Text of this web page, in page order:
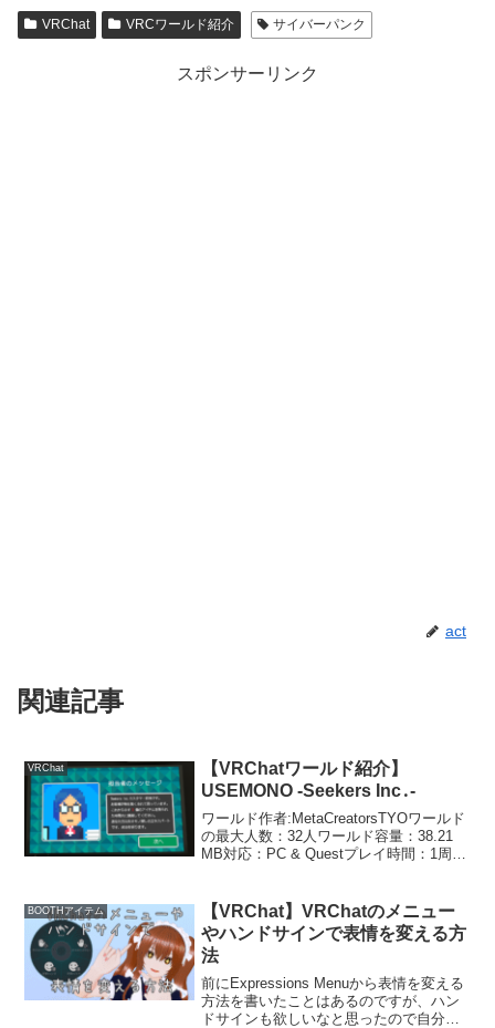
sk
VRChat VRCワールド紹介 サイバーパンク
スポンサーリンク
act
関連記事
VRChat
【VRChatワールド紹介】
USEMONO -Seekers Inc․-
ワールド作者:MetaCreatorsTYOワールド
の最大人数：32人ワールド容量：38.21
MB対応：PC & Questプレイ時間：1周約
宝探しのゲームワールド...
BOOTHアイテム
【VRChat】VRChatのメニュー
やハンドサインで表情を変える方
法
前にExpressions Menuから表情を変える
方法を書いたことはあるのですが、ハン
ドサインも欲しいなと思ったので自分用